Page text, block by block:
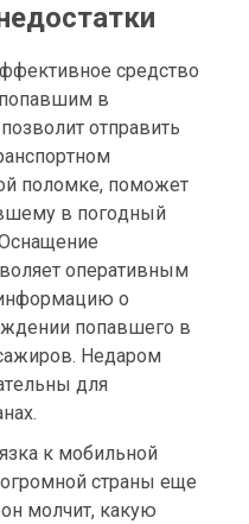
средство
в
отправить
поломке, поможет
в погодный
оперативным
о
попавшего в
Недаром
для
к мобильной
страны еще
молчит, какую